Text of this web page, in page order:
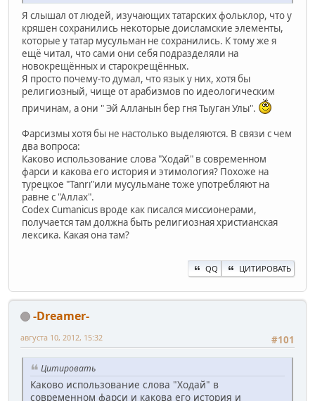
Я слышал от людей, изучающих татарских фольклор, что у
кряшен сохранились некоторые доисламские элементы,
которые у татар мусульман не сохранились. К тому же я
ещё читал, что сами они себя подразделяли на
новокрещённых и старокрещённых.
Я просто почему-то думал, что язык у них, хотя бы
религиозный, чище от арабизмов по идеологическим
причинам, а они " Эй Алланын бер гня Тыуган Улы".
Фарсизмы хотя бы не настолько выделяются. В связи с чем
два вопроса:
Каково использование слова "Ходай" в современном
фарси и какова его история и этимология? Похоже на
турецкое "Tanrı"или мусульмане тоже употребляют на
равне с "Аллах".
Codex Cumanicus вроде как писался миссионерами,
получается там должна быть религиозная христианская
лексика. Какая она там?
QQ ЦИТИРОВАТЬ
-Dreamer-
#101
августа 10, 2012, 15:32
Цитировать
Каково использование слова "Ходай" в
современном фарси и какова его история и